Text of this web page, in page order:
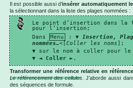
Il est possible aussi d’insérer automatiquement
la sélectionnant dans la liste des plages nommées :
Le point d’insertion dans la
pour l’insertion;
Dans
Menu : ▼ Insertion,
nommées…<[Coller les noms ];
▼ sur le nom à coller pour le
▼ ◄ Coller ►.
Transformer une référence relative en
Le référencement des cellules . J’aborde aussi
des séquences de formule.